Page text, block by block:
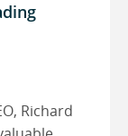
Richard